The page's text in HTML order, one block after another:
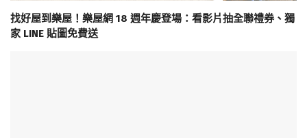
找好屋到樂屋！樂屋網 18 週年慶登場：看影片抽全聯禮券、獨
家 LINE 貼圖免費送